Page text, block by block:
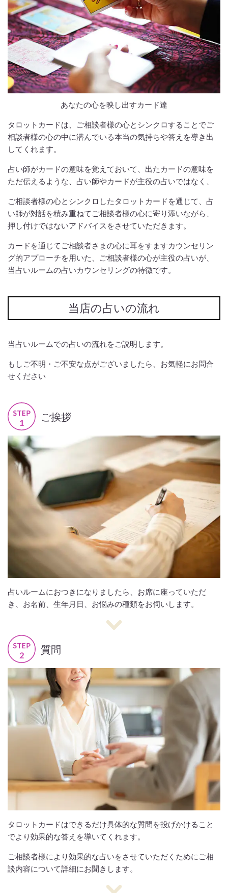
あなたの心を映し出すカード達
タロットカードは、ご相談者様の心とシンクロすることでご
相談者様の心の中に潜んでいる本当の気持ちや答えを導き出
してくれます。
占い師がカードの意味を覚えておいて、出たカードの意味を
ただ伝えるような、占い師やカードが主役の占いではなく、
ご相談者様の心とシンクロしたタロットカードを通じて、占
い師が対話を積み重ねてご相談者様の心に寄り添いながら、
押し付けではないアドバイスをさせていただきます。
カードを通じてご相談者さまの心に耳をすますカウンセリン
グ的アプローチを用いた、ご相談者様の心が主役の占いが、
当占いルームの占いカウンセリングの特徴です。
当店の占いの流れ
当占いルームでの占いの流れをご説明します。
もしご不明・ご不安な点がございましたら、お気軽にお問合
せください
ご挨拶
占いルームにおつきになりましたら、お席に座っていただ
き、お名前、生年月日、お悩みの種類をお伺いします。
質問
タロットカードはできるだけ具体的な質問を投げかけること
でより効果的な答えを導いてくれます。
ご相談者様により効果的な占いをさせていただくためにご相
談内容について詳細にお聞きします。